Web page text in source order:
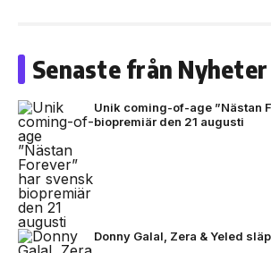
Senaste från Nyheter
Unik coming-of-age ”Nästan
biopremiär den 21 augusti
Donny Galal, Zera & Yeled